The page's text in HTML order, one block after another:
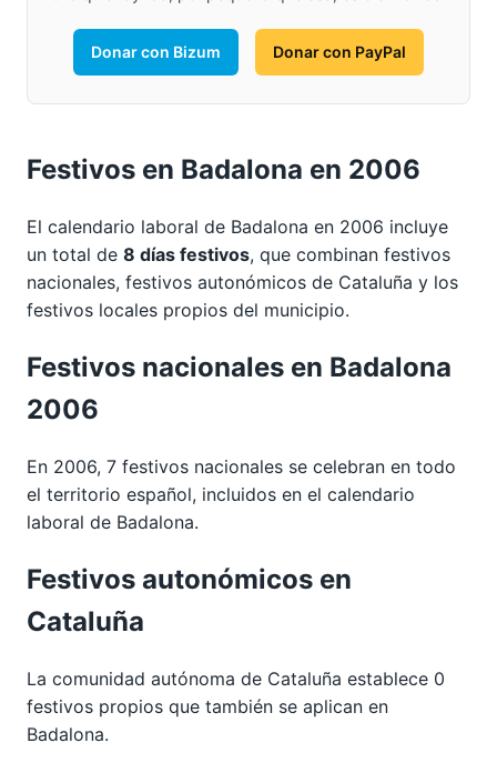
Donar con Bizum Donar con PayPal
Festivos en Badalona en 2006
El calendario laboral de Badalona en 2006 incluye
un total de 8 días festivos, que combinan festivos
nacionales, festivos autonómicos de Cataluña y los
festivos locales propios del municipio.
Festivos nacionales en Badalona
2006
En 2006, 7 festivos nacionales se celebran en todo
el territorio español, incluidos en el calendario
laboral de Badalona.
Festivos autonómicos en
Cataluña
La comunidad autónoma de Cataluña establece 0
festivos propios que también se aplican en
Badalona.